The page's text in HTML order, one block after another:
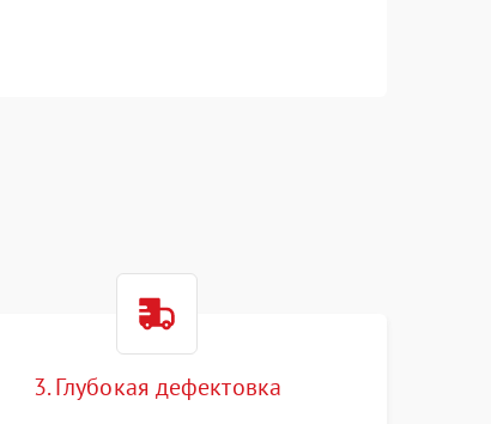
3. Глубокая дефектовка